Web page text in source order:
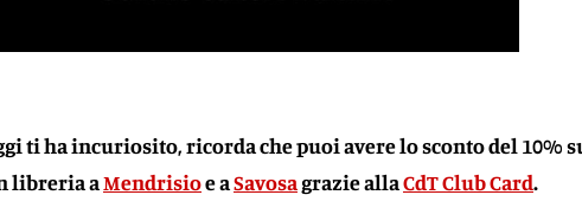
ti ha incuriosito, ricorda che puoi avere lo sconto del 10%
libreria aMendrisioe aSavosagrazie allaCdT Club Card.